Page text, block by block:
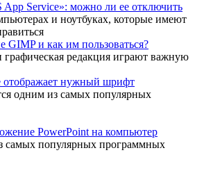
App Service»: можно ли ее отключить
и ноутбуках, которые имеют
GIMP и как им пользоваться?
редакция играют важную
нужный шрифт
одним из самых популярных
PowerPoint на компьютер
самых популярных программных